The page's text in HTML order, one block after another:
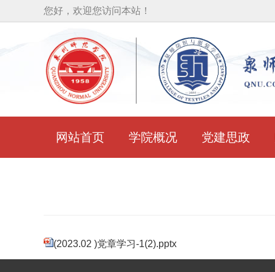
您好，欢迎您访问本站！
网站首页 学院概况 党建思政
(2023.02 )党章学习-1(2).pptx